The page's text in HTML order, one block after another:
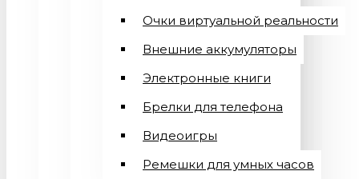
Очки виртуальной реальности
Внешние аккумуляторы
Электронные книги
Брелки для телефона
Видеоигры
Ремешки для умных часов